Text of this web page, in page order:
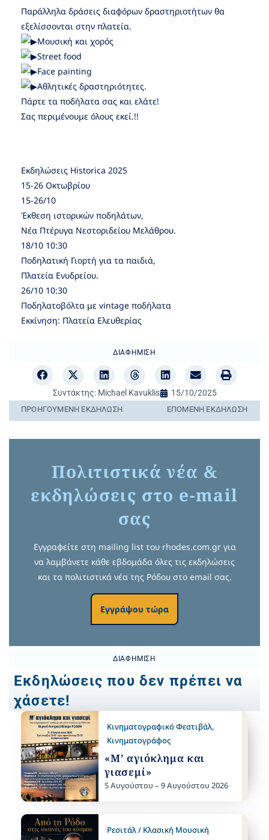
Παράλληλα δράσεις διαφόρων δραστηριοτήτων θα
εξελίσσονται στην πλατεία.
Μουσική και χορός
Street food
Face painting
Αθλητικές δραστηριότητες.
Πάρτε τα ποδήλατα σας και ελάτε!
Σας περιμένουμε όλους εκεί.!!
Εκδηλώσεις Historica 2025
15-26 Οκτωβρίου
15-26/10
Έκθεση ιστορικών ποδηλάτων,
Νέα Πτέρυγα Νεστοριδείου Μελάθρου.
18/10 10:30
Ποδηλατική Γιορτή για τα παιδιά,
Πλατεία Ενυδρείου.
26/10 10:30
Ποδηλατοβόλτα με vintage ποδήλατα
Εκκίνηση: Πλατεία Ελευθερίας
ΔΙΑΦΉΜΙΣΗ
Συντάκτης:Michael Kavuklis 15/10/2025
ΠΡΟΗΓΟΎΜΕΝΗ ΕΚΔΉΛΩΣΗ ΕΠΌΜΕΝΗ ΕΚΔΉΛΩΣΗ
Πολιτιστικά νέα &
εκδηλώσεις στο e-mail
σας
Εγγραφείτε στη mailing list του rhodes.com.gr για
να λαμβάνετε κάθε εβδομάδα όλες τις εκδηλώσεις
και τα πολιτιστικά νέα της Ρόδου στο email σας.
Εγγράψου τώρα
ΔΙΑΦΉΜΙΣΗ
Εκδηλώσεις που δεν πρέπει να
χάσετε!
Κινηματογραφικό Φεστιβάλ,
Κινηματογράφος
«Μ’ αγιόκλημα και
γιασεμί»
5 Αυγούστου – 9 Αυγούστου 2026
Ρεσιτάλ / Κλασική Μουσική